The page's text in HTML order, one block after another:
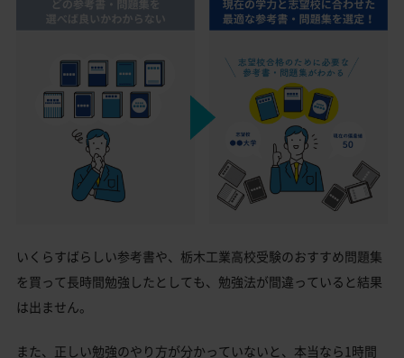
いくらすばらしい参考書や、栃木工業高校受験のおすすめ問題集
を買って長時間勉強したとしても、勉強法が間違っていると結果
は出ません。
また、正しい勉強のやり方が分かっていないと、本当なら1時間